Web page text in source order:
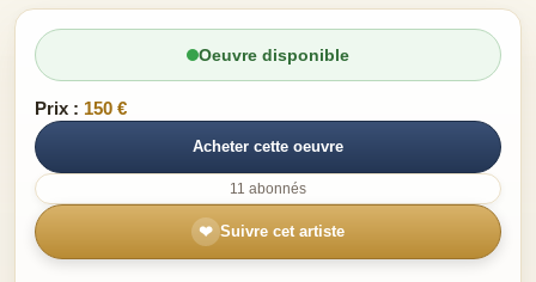
Oeuvre disponible
Prix : 150 €
Acheter cette oeuvre
11 abonnés
❤ Suivre cet artiste